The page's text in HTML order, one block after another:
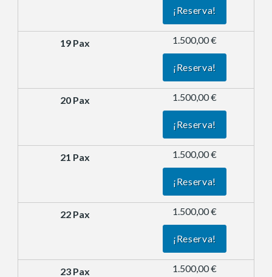
¡Reserva!
1.500,00 €
¡Reserva!
1.500,00 €
¡Reserva!
1.500,00 €
¡Reserva!
1.500,00 €
¡Reserva!
1.500,00 €